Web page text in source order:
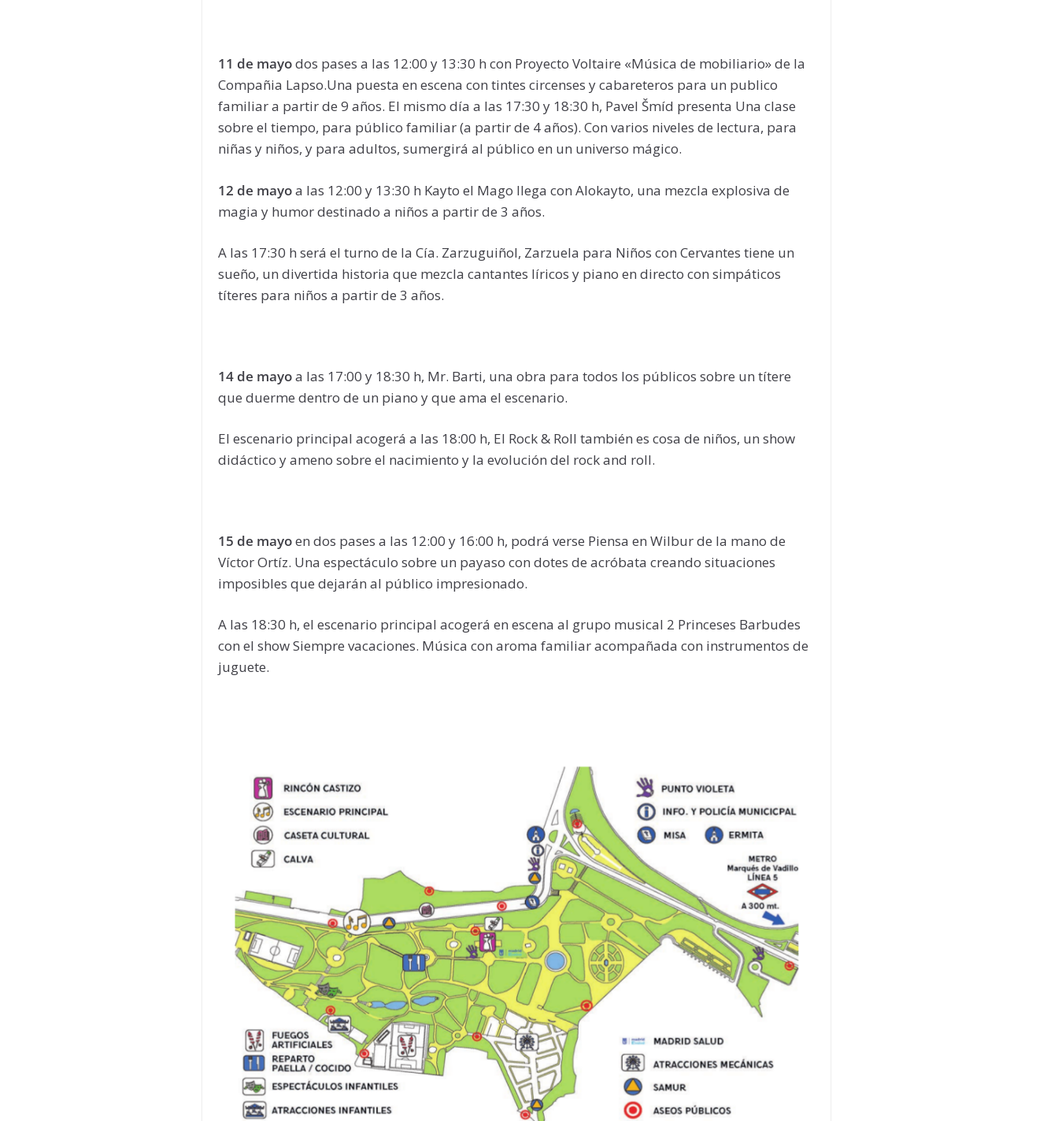
11 de mayodos pases a las 12:00 y 13:30 h con Proyecto Voltaire «Música de mobiliario» de la
Compañia Lapso.Una puesta en escena con tintes circenses y cabareteros para un publico
familiar a partir de 9 años. El mismo día a las 17:30 y 18:30 h, Pavel Šmíd presenta Una clase
sobre el tiempo, para público familiar (a partir de 4 años). Con varios niveles de lectura, para
niñas y niños, y para adultos, sumergirá al público en un universo mágico.
12 de mayoa las 12:00 y 13:30 h Kayto el Mago llega con Alokayto, una mezcla explosiva de
magia y humor destinado a niños a partir de 3 años.
A las 17:30 h será el turno de la Cía. Zarzuguiñol, Zarzuela para Niños con Cervantes tiene un
sueño, un divertida historia que mezcla cantantes líricos y piano en directo con simpáticos
títeres para niños a partir de 3 años.
14 de mayoa las 17:00 y 18:30 h, Mr. Barti, una obra para todos los públicos sobre un títere
que duerme dentro de un piano y que ama el escenario.
El escenario principal acogerá a las 18:00 h, El Rock & Roll también es cosa de niños, un show
didáctico y ameno sobre el nacimiento y la evolución del rock and roll.
15 de mayoen dos pases a las 12:00 y 16:00 h, podrá verse Piensa en Wilbur de la mano de
Víctor Ortíz. Una espectáculo sobre un payaso con dotes de acróbata creando situaciones
imposibles que dejarán al público impresionado.
A las 18:30 h, el escenario principal acogerá en escena al grupo musical 2 Princeses Barbudes
con el show Siempre vacaciones. Música con aroma familiar acompañada con instrumentos de
juguete.